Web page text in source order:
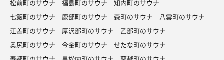
松前町のサウナ 福島町のサウナ
知内町のサウナ
七飯町のサウナ
鹿部町のサウナ 森町のサウナ
八雲町のサウナ
江差町のサウナ
厚沢部町のサウナ
乙部町のサウナ
奥尻町のサウナ
今金町のサウナ
せたな町のサウナ